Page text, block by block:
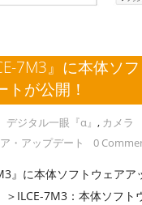
7M3』に本体ソ
トが公開！
デジタル一眼『α』, カメラ
・アップデート 0
』に本体ソフトウェアア
＞ILCE-7M3：本体ソフト